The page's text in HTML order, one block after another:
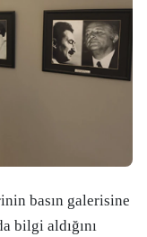
basın galerisine
bilgi aldığını